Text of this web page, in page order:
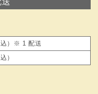
）※ 1 配送
）